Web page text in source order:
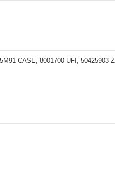
CASE, 8001700 UFI, 50425903